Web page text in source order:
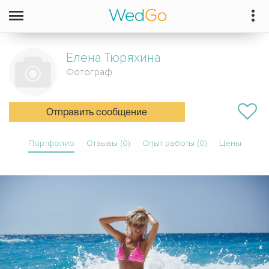
Елена Тюряхина
Фотограф
Отправить сообщение
Портфолио Отзывы (0) Опыт работы (0) Цены